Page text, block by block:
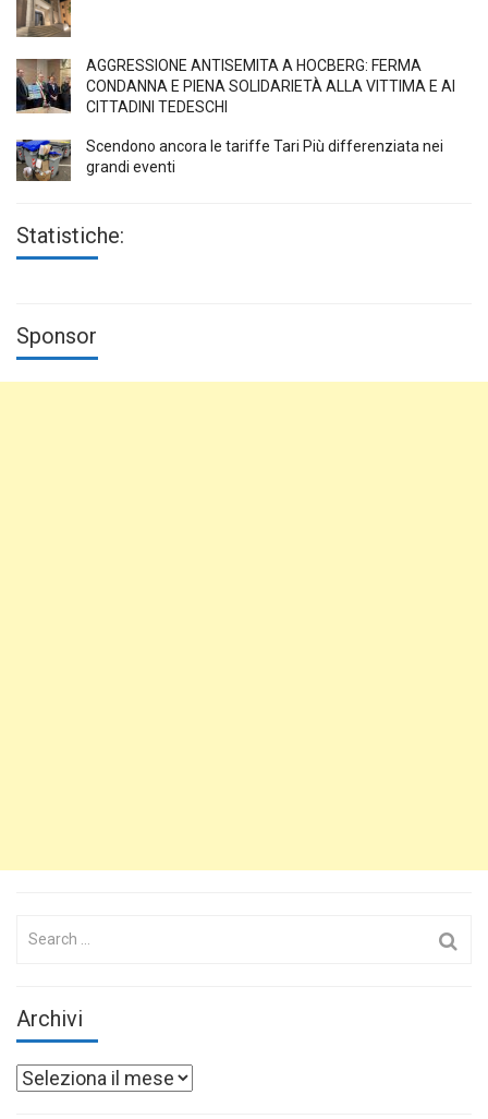
AGGRESSIONE ANTISEMITA A HÖCBERG: FERMA
CONDANNA E PIENA SOLIDARIETÀ ALLA VITTIMA E AI
CITTADINI TEDESCHI
Scendono ancora le tariffe Tari Più differenziata nei
grandi eventi
Statistiche:
Sponsor
Search
Archivi
Archivi